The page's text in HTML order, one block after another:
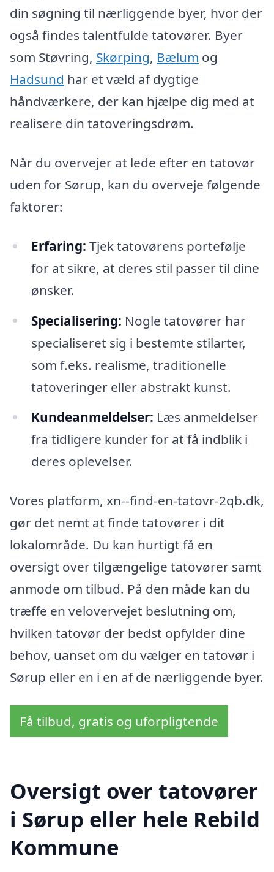
din søgning til nærliggende byer, hvor der
også findes talentfulde tatovører. Byer
som Støvring, Skørping, Bælum og
Hadsund har et væld af dygtige
håndværkere, der kan hjælpe dig med at
realisere din tatoveringsdrøm.
Når du overvejer at lede efter en tatovør
uden for Sørup, kan du overveje følgende
faktorer:
Erfaring: Tjek tatovørens portefølje
for at sikre, at deres stil passer til dine
ønsker.
Specialisering: Nogle tatovører har
specialiseret sig i bestemte stilarter,
som f.eks. realisme, traditionelle
tatoveringer eller abstrakt kunst.
Kundeanmeldelser: Læs anmeldelser
fra tidligere kunder for at få indblik i
deres oplevelser.
Vores platform, xn--find-en-tatovr-2qb.dk,
gør det nemt at finde tatovører i dit
lokalområde. Du kan hurtigt få en
oversigt over tilgængelige tatovører samt
anmode om tilbud. På den måde kan du
træffe en velovervejet beslutning om,
hvilken tatovør der bedst opfylder dine
behov, uanset om du vælger en tatovør i
Sørup eller en i en af de nærliggende byer.
Få tilbud, gratis og uforpligtende
Oversigt over tatovører
i Sørup eller hele Rebild
Kommune